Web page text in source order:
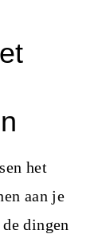
het
aan je
dingen